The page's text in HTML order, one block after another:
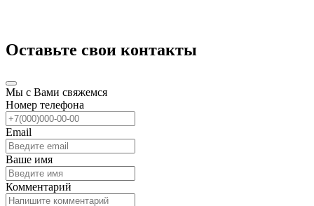
Оставьте свои контакты
Мы с Вами свяжемся
Номер телефона
Email
Ваше имя
Комментарий